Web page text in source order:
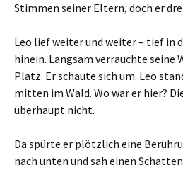
Stimmen seiner Eltern, doch er
Leo lief weiter und weiter – tief in
hinein. Langsam verrauchte seine
Platz. Er schaute sich um. Leo
mitten im Wald. Wo war er hier?
überhaupt nicht.
Da spürte er plötzlich eine
nach unten und sah einen